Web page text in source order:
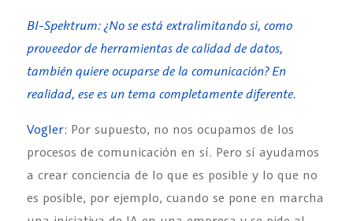
BI-Spektrum: ¿No se está extralimitando si, como
proveedor de herramientas de calidad de datos,
también quiere ocuparse de la comunicación? En
realidad, ese es un tema completamente diferente.
Vogler: Por supuesto, no nos ocupamos de los
procesos de comunicación en sí. Pero sí ayudamos
a crear conciencia de lo que es posible y lo que no
es posible, por ejemplo, cuando se pone en marcha